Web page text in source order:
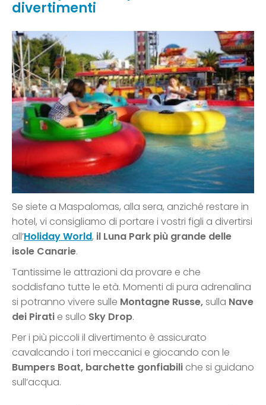
divertimenti
Se siete a Maspalomas, alla sera, anziché restare in
hotel, vi consigliamo di portare i vostri figli a divertirsi
all’Holiday World, il Luna Park più grande delle
isole Canarie.
Tantissime le attrazioni da provare e che
soddisfano tutte le età. Momenti di pura adrenalina
si potranno vivere sulle Montagne Russe,sulla Nave
dei Pirati e sullo Sky Drop.
Per i più piccoli il divertimento è assicurato
cavalcando i tori meccanici e giocando con le
Bumpers Boat, barchette gonfiabili che si guidano
sull’acqua.